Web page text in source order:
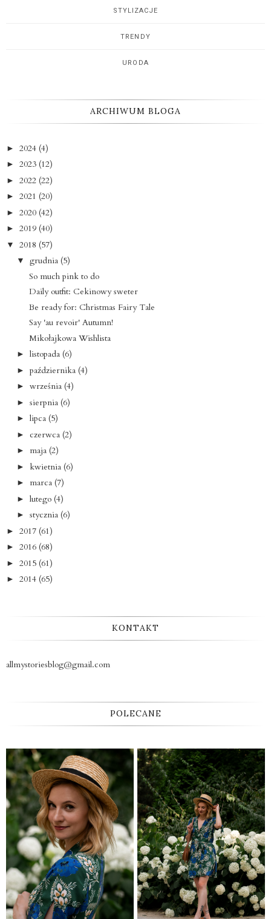
STYLIZACJE
TRENDY
URODA
ARCHIWUM BLOGA
► 2024 (4)
► 2023 (12)
► 2022 (22)
► 2021 (20)
► 2020 (42)
► 2019 (40)
▼ 2018 (57)
▼ grudnia (5)
So much pink to do
Daily outfit: Cekinowy sweter
Be ready for: Christmas Fairy Tale
Say 'au revoir' Autumn!
Mikołajkowa Wishlista
► listopada (6)
► października (4)
► września (4)
► sierpnia (6)
► lipca (5)
► czerwca (2)
► maja (2)
► kwietnia (6)
► marca (7)
► lutego (4)
► stycznia (6)
► 2017 (61)
► 2016 (68)
► 2015 (61)
► 2014 (65)
KONTAKT
allmystoriesblog@gmail.com
POLECANE